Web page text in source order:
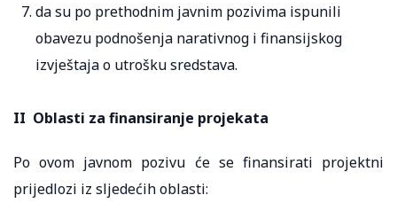
da su po prethodnim javnim pozivima ispunili
obavezu podnošenja narativnog i finansijskog
izvještaja o utrošku sredstava.
II Oblasti za finansiranje projekata
Po ovom javnom pozivu će se finansirati projektni
prijedlozi iz sljedećih oblasti: